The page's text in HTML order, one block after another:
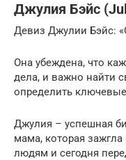
Джулия Бэйс
Девиз Джулии Бэйс:
Она убеждена, что
дела, и важно найти
определить
Джулия – успешная
мама, которая
людям и сегодня